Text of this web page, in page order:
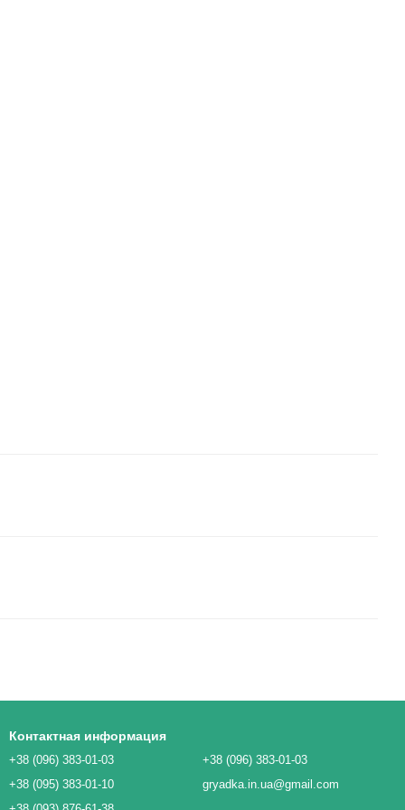
Контактная информация
+38 (096) 383-01-03
+38 (095) 383-01-10
+38 (096) 383-01-03
gryadka.in.ua@gmail.com